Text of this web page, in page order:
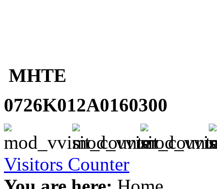
ΜΗΤΕ
0726K012A0160300
Visitors Counter